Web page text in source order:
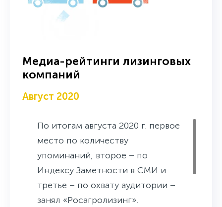
Медиа-рейтинги лизинговых
компаний
Август 2020
По итогам августа 2020 г. первое
место по количеству
упоминаний, второе – по
Индексу Заметности в СМИ и
третье – по охвату аудитории –
занял «Росагролизинг».